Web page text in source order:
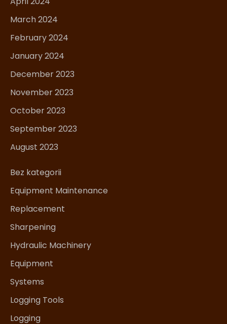
March 2024
February 2024
January 2024
December 2023
November 2023
October 2023
September 2023
August 2023
Bez kategorii
Equipment Maintenance
Replacement
Sharpening
Hydraulic Machinery
Equipment
Systems
Logging Tools
Logging